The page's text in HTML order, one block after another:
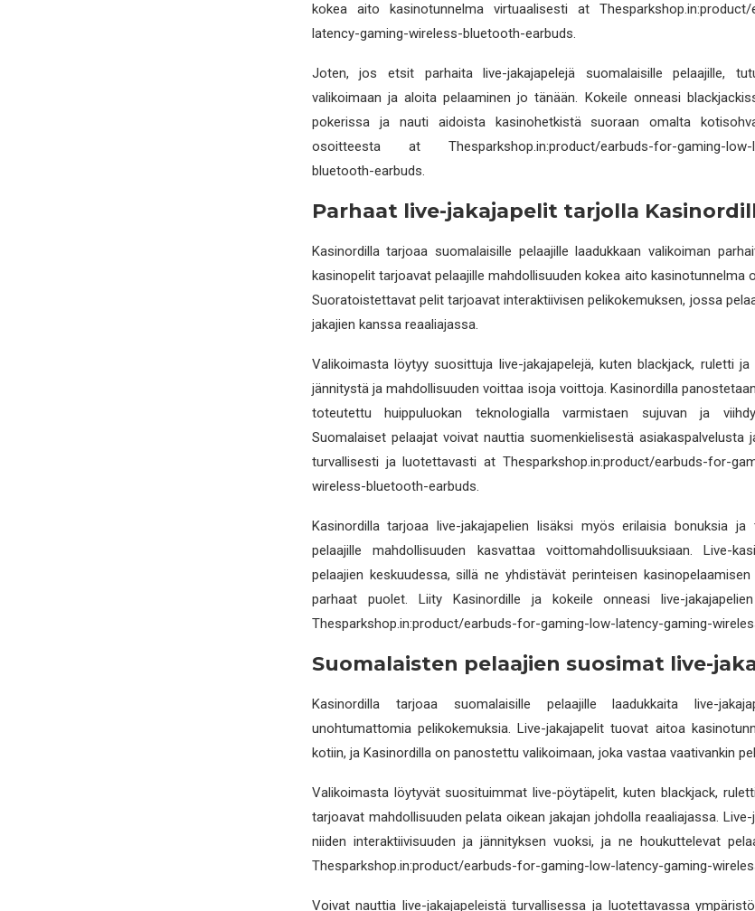
kokea aito kasinotunnelma virtuaalisesti at Thesparkshop.in:product/
latency-gaming-wireless-bluetooth-earbuds.
Joten, jos etsit parhaita live-jakajapelejä suomalaisille pelaajille,
valikoimaan ja aloita pelaaminen jo tänään. Kokeile onneasi
pokerissa ja nauti aidoista kasinohetkistä suoraan omalta
osoitteesta at Thesparkshop.in:product/earbuds-for-gaming-low-
bluetooth-earbuds.
Parhaat live-jakajapelit tarjolla
Kasinordilla tarjoaa suomalaisille pelaajille laadukkaan valikoiman
kasinopelit tarjoavat pelaajille mahdollisuuden kokea aito kasinotunnelma
Suoratoistettavat pelit tarjoavat interaktiivisen pelikokemuksen, jossa
jakajien kanssa reaaliajassa.
Valikoimasta löytyy suosittuja live-jakajapelejä, kuten blackjack, ruletti
jännitystä ja mahdollisuuden voittaa isoja voittoja. Kasinordilla
toteutettu huippuluokan teknologialla varmistaen sujuvan ja
Suomalaiset pelaajat voivat nauttia suomenkielisestä asiakaspalvelusta
turvallisesti ja luotettavasti at Thesparkshop.in:product/earbuds-for-
wireless-bluetooth-earbuds.
Kasinordilla tarjoaa live-jakajapelien lisäksi myös erilaisia bonuksia
pelaajille mahdollisuuden kasvattaa voittomahdollisuuksiaan. Live-
pelaajien keskuudessa, sillä ne yhdistävät perinteisen
parhaat puolet. Liity Kasinordille ja kokeile onneasi live-
Thesparkshop.in:product/earbuds-for-gaming-low-latency-gaming-
Suomalaisten pelaajien suosimat live-
Kasinordilla tarjoaa suomalaisille pelaajille laadukkaita live-
unohtumattomia pelikokemuksia. Live-jakajapelit tuovat aitoa
kotiin, ja Kasinordilla on panostettu valikoimaan, joka vastaa vaativankin
Valikoimasta löytyvät suosituimmat live-pöytäpelit, kuten blackjack,
tarjoavat mahdollisuuden pelata oikean jakajan johdolla reaaliajassa.
niiden interaktiivisuuden ja jännityksen vuoksi, ja ne houkuttelevat
Thesparkshop.in:product/earbuds-for-gaming-low-latency-gaming-
Voivat nauttia live-jakajapeleistä turvallisessa ja luotettavassa